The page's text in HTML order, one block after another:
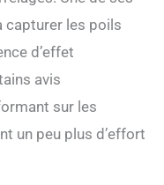
Efficace :
caoutchouc du
facilement
cheveux, la
et la poussière de
le sol et la
et l'effet de
est 50 % plus
des balais
capturer les poils
d’effet
avis
sur les
un peu plus d’effort